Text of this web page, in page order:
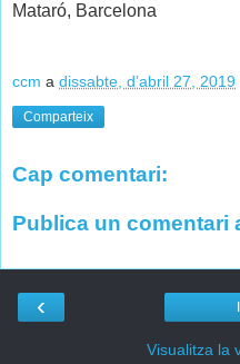
Mataró, Barcelona
ccm a dissabte, d’abril 27, 2019
Comparteix
Cap comentari:
Publica un comentari
‹
Visualitza la